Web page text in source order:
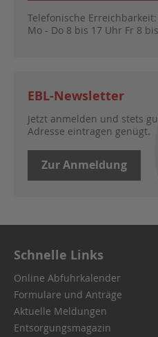
Telefonische Erreichbarkeit:
Mo - Do 8 bis 17 Uhr Fr 8
EBL-Newsletter
Jetzt anmelden und stets
Adresse eintragen genügt.
Zur Anmeldung
Schnelle Links
Online Abfuhrkalender
Formulare und Anträge
Aktuelle Meldungen
Entsorgungsmagazin